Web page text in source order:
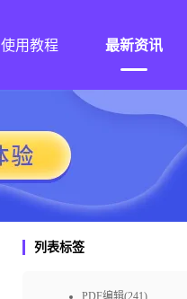
使用教程 最新资讯
列表标签
PDF编辑(241)